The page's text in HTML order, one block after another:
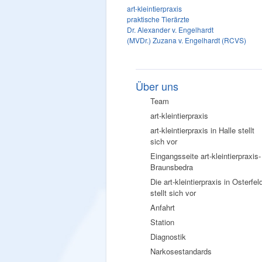
art-kleintierpraxis
praktische Tierärzte
Dr. Alexander v. Engelhardt
(MVDr.) Zuzana v. Engelhardt (RCVS)
Über uns
Team
art-kleintierpraxis
art-kleintierpraxis in Halle stellt
sich vor
Eingangsseite art-kleintierpraxis-
Braunsbedra
Die art-kleintierpraxis in
stellt sich vor
Anfahrt
Station
Diagnostik
Narkosestandards